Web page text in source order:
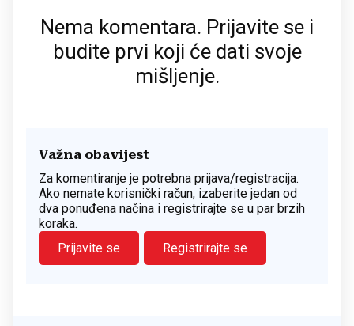
Nema komentara. Prijavite se i
budite prvi koji će dati svoje
mišljenje.
Važna obavijest
Za komentiranje je potrebna prijava/registracija.
Ako nemate korisnički račun, izaberite jedan od
dva ponuđena načina i registrirajte se u par brzih
koraka.
Prijavite se
Registrirajte se